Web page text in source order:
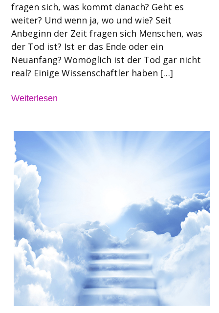
fragen sich, was kommt danach? Geht es
weiter? Und wenn ja, wo und wie? Seit
Anbeginn der Zeit fragen sich Menschen, was
der Tod ist? Ist er das Ende oder ein
Neuanfang? Womöglich ist der Tod gar nicht
real? Einige Wissenschaftler haben […]
Weiterlesen